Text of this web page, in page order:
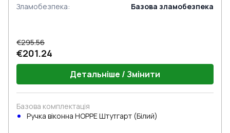
Зламобезпека: Базова зламобезпека
€295.56
€201.24
Детальніше / Змінити
Базова комплектація
Ручка віконна HOPPE Штутгарт (Білий)